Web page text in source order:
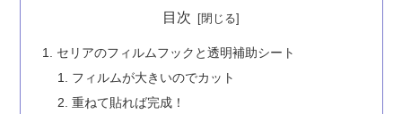
目次
セリアのフィルムフックと透明補助シート
フィルムが大きいのでカット
重ねて貼れば完成！